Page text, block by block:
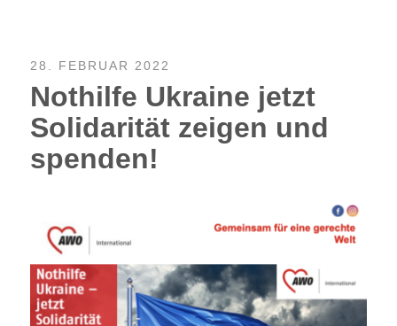
28. FEBRUAR 2022
Nothilfe Ukraine jetzt
Solidarität zeigen und
spenden!